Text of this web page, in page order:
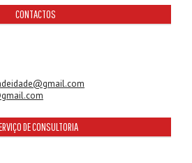
CONTACTOS
DE CONSULTORIA